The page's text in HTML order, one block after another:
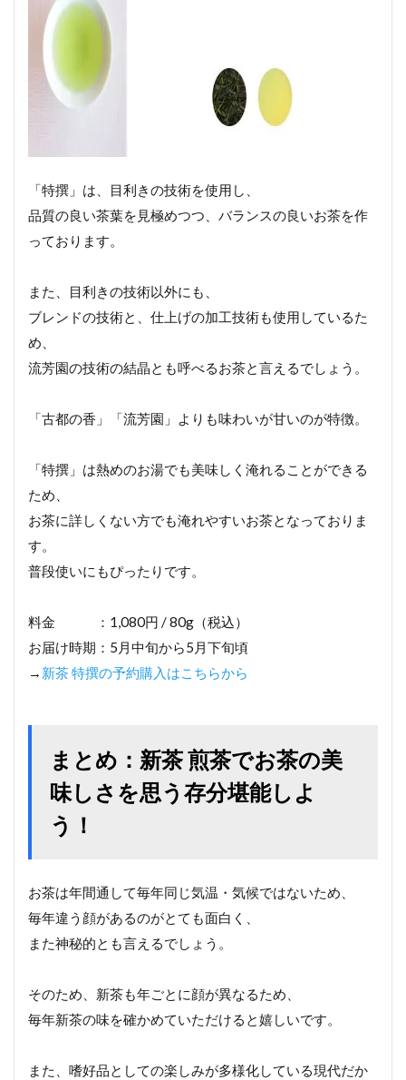
「特撰」は、目利きの技術を使用し、
品質の良い茶葉を見極めつつ、バランスの良いお茶を作
っております。
また、目利きの技術以外にも、
ブレンドの技術と、仕上げの加工技術も使用しているた
め、
流芳園の技術の結晶とも呼べるお茶と言えるでしょう。
「古都の香」「流芳園」よりも味わいが甘いのが特徴。
「特撰」は熱めのお湯でも美味しく淹れることができる
ため、
お茶に詳しくない方でも淹れやすいお茶となっておりま
す。
普段使いにもぴったりです。
料金 ：1,080円 / 80g（税込）
お届け時期：5月中旬から5月下旬頃
→ 新茶 特撰の予約購入はこちらから
まとめ：新茶 煎茶でお茶の美
味しさを思う存分堪能しよ
う！
お茶は年間通して毎年同じ気温・気候ではないため、
毎年違う顔があるのがとても面白く、
また神秘的とも言えるでしょう。
そのため、新茶も年ごとに顔が異なるため、
毎年新茶の味を確かめていただけると嬉しいです。
また、嗜好品としての楽しみが多様化している現代だか